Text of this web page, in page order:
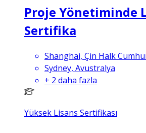
Proje Yönetiminde
Sertifika
Shanghai, Çin Halk
Sydney, Avustralya
+ 2 daha fazla
Yüksek Lisans Sertifikası